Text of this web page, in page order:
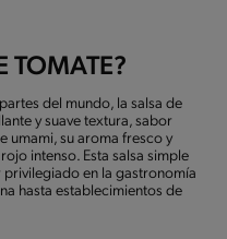
TOMATE?
del mundo, la salsa de
y suave textura, sabor
umami, su aroma fresco y
intenso. Esta salsa simple
en la gastronomía
hasta establecimientos de